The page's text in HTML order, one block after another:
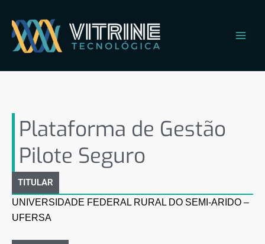
para
conteúdo
Plataforma de Gestão
Pilote Seguro
TITULAR
UNIVERSIDADE FEDERAL RURAL DO SEMI-ARIDO –
UFERSA